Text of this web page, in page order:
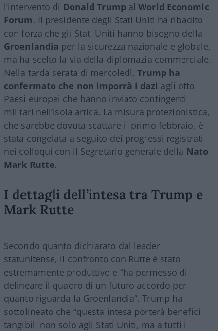
l’intervento di Donald TrumpalWorld Economic
Forum. Il presidente degli Stati Uniti ha ribadito
con forza che gli Stati Uniti hanno bisogno della
Groenlandia per la sicurezza nazionale e globale,
ma ha scelto la via della diplomazia commerciale.
Nella tarda serata di mercoledì,Trump ha
confermato che non imporrà i dazi agli otto
Paesi europei che hanno inviato contingenti
militari nell’isola artica. La misura protezionistica,
che sarebbe dovuta scattare il primo febbraio, è
stata congelata a seguito dei progressi registrati
nei colloqui con il Segretario generale della Nato
Mark Rutte.
I dettagli dell’intesa tra Trump e
Mark Rutte
Secondo quanto dichiarato dal leader
statunitense, il confronto con Rutte è stato
estremamente produttivo e “ha permesso di
delineare il quadro di un futuro accordo per
quanto riguarda la Groenlandia”. Trump ha
sottolineato che “questa intesa porterà benefici
tangibili non solo agli Stati Uniti, ma a tutti i